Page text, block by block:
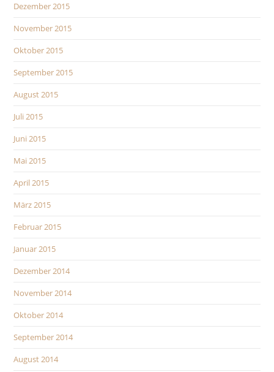
Dezember 2015
November 2015
Oktober 2015
September 2015
August 2015
Juli 2015
Juni 2015
Mai 2015
April 2015
März 2015
Februar 2015
Januar 2015
Dezember 2014
November 2014
Oktober 2014
September 2014
August 2014